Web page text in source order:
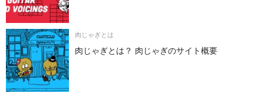
肉じゃぎとは
肉じゃぎとは？ 肉じゃぎのサイト概要